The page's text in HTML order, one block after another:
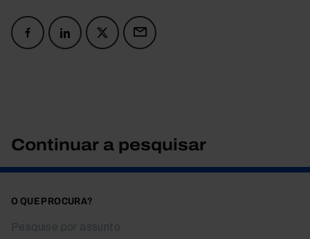
Continuar a pesquisar
O QUE PROCURA?